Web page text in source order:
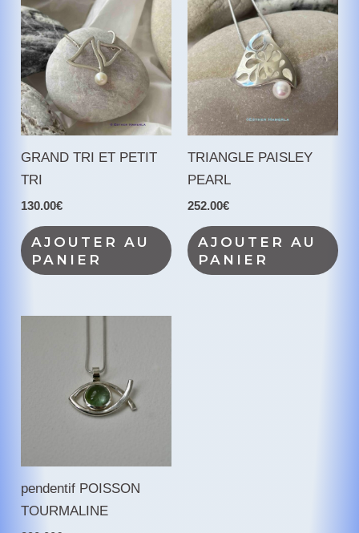
GRAND TRI ET PETIT
TRI
130.00€
AJOUTER AU
PANIER
TRIANGLE PAISLEY
PEARL
252.00€
AJOUTER AU
PANIER
pendentif POISSON
TOURMALINE